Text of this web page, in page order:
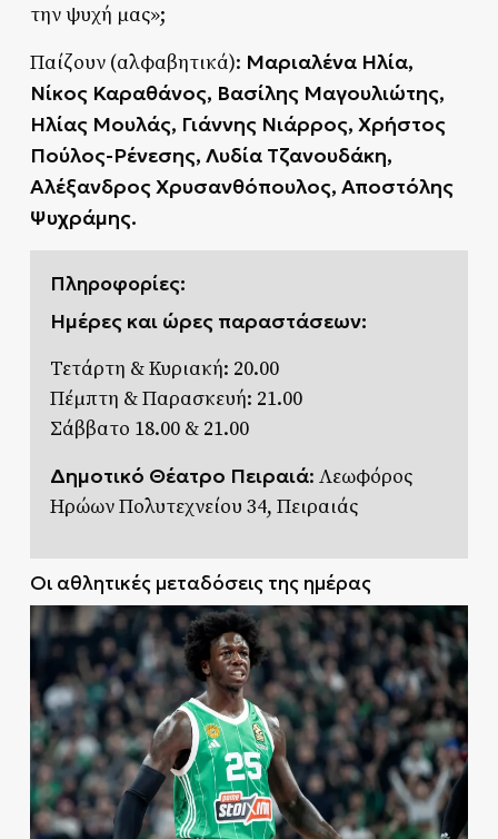
την ψυχή μας»;
Παίζουν (αλφαβητικά): Μαριαλένα Ηλία,
Νίκος Καραθάνος, Βασίλης Μαγουλιώτης,
Ηλίας Μουλάς, Γιάννης Νιάρρος, Χρήστος
Πούλος-Ρένεσης, Λυδία Τζανουδάκη,
Αλέξανδρος Χρυσανθόπουλος, Αποστόλης
Ψυχράμης.
Πληροφορίες:
Ημέρες και ώρες παραστάσεων:
Τετάρτη & Κυριακή: 20.00
Πέμπτη & Παρασκευή: 21.00
Σάββατο 18.00 & 21.00
Δημοτικό Θέατρο Πειραιά: Λεωφόρος
Ηρώων Πολυτεχνείου 34, Πειραιάς
Οι αθλητικές μεταδόσεις της ημέρας